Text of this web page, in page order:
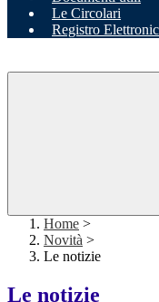
Le Circolari
Registro
Home >
Novità >
Le notizie
Le notizie